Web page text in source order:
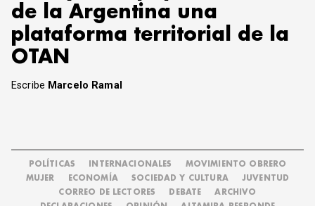
de la Argentina una
plataforma territorial de la
OTAN
Escribe Marcelo Ramal
POLÍTICAS INTERNACIONALES
MOVIMIENTO OBRERO
MUJER
ECONOMÍA SOCIEDAD Y CULTURA
JUVENTUD
CORREO DE LECTORES
DEBATE
ARCHIVO